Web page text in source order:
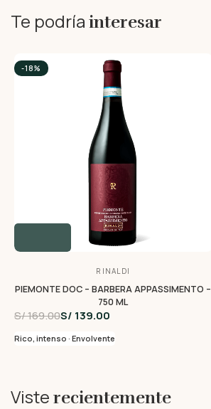
Te podría interesar
-18%
RINALDI
PIEMONTE DOC – BARBERA APPASSIMENTO –
750 ML
S/ 169.00S/ 139.00
Rico, intenso · Envolvente
Viste recientemente